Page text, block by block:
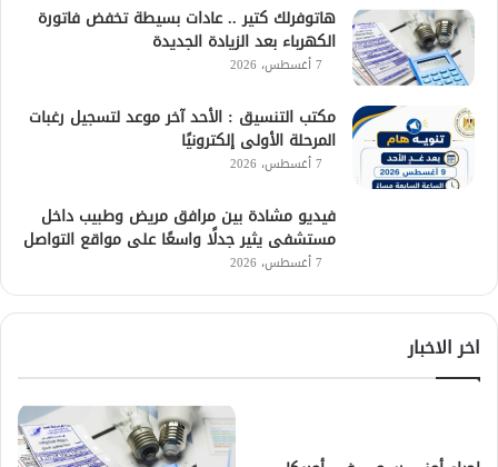
هاتوفرلك كتير .. عادات بسيطة تخفض فاتورة
الكهرباء بعد الزيادة الجديدة
7 أغسطس، 2026
مكتب التنسيق : الأحد آخر موعد لتسجيل رغبات
المرحلة الأولى إلكترونيًا
7 أغسطس، 2026
فيديو مشادة بين مرافق مريض وطبيب داخل
مستشفى يثير جدلًا واسعًا على مواقع التواصل
7 أغسطس، 2026
اخر الاخبار